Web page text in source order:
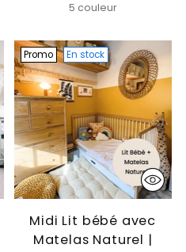
5 couleur
Promo En stock
Midi Lit bébé avec
Matelas Naturel |